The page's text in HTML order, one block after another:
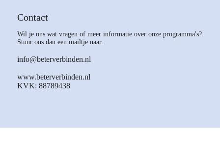
Contact
Wil je ons wat vragen of meer informatie over onze programma's?
Stuur ons dan een mailtje naar:
info@beterverbinden.nl
www.beterverbinden.nl
KVK: 88789438